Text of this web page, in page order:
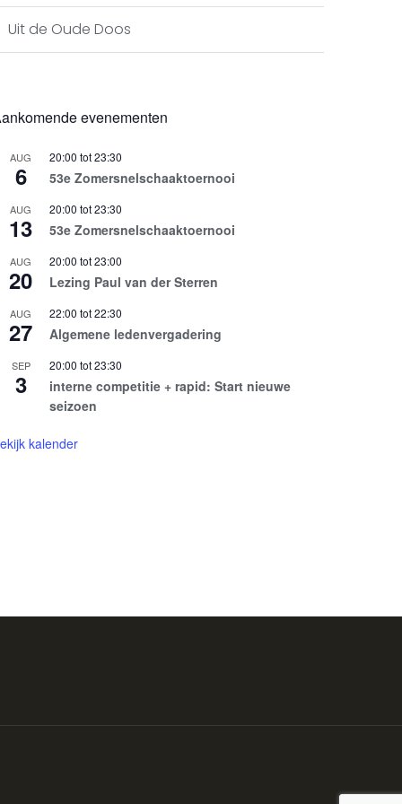
Uit de Oude Doos
evenementen
AUG
6
20:00 tot23:30
53e Zomersnelschaaktoernooi
AUG
13
20:00 tot23:30
53e Zomersnelschaaktoernooi
AUG
20
20:00 tot23:00
Lezing Paul van der Sterren
AUG
27
22:00 tot22:30
Algemene ledenvergadering
SEP
3
20:00 tot23:30
interne competitie + rapid: Start nieuwe
seizoen
kalender